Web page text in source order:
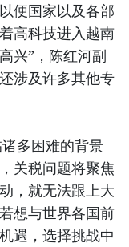
便国家以及各部
高科技进入越南
兴”，陈红河副
涉及许多其他专
多困难的背景
关税问题将聚焦
，就无法跟上大
想与世界各国前
遇，选择挑战中